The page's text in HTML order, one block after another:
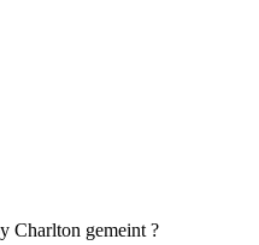
Charlton gemeint ?